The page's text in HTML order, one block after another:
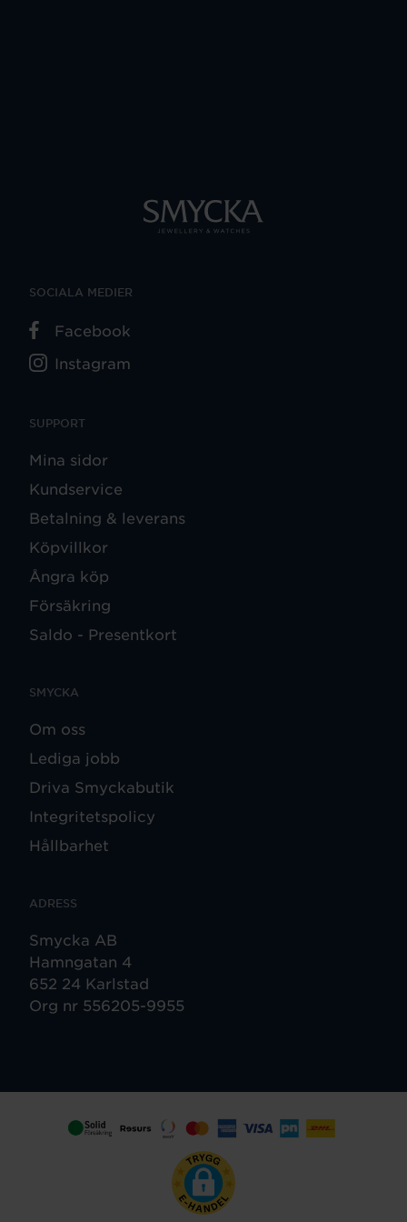
SUPPORT
Mina sidor
Kundservice
Betalning & leverans
Köpvillkor
Ångra köp
Försäkring
Saldo - Presentkort
SMYCKA
Om oss
Lediga jobb
Driva Smyckabutik
Integritetspolicy
Hållbarhet
ADRESS
Smycka AB
Hamngatan 4
652 24 Karlstad
Org nr 556205-9955
SOCIALA MEDIER
Facebook
Instagram